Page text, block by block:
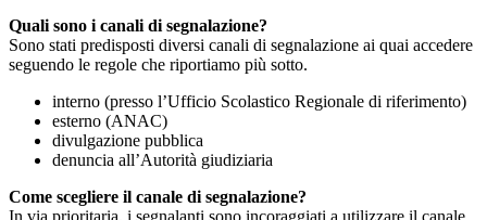
Quali sono i canali di segnalazione?
Sono stati predisposti diversi canali di segnalazione ai quai accedere
seguendo le regole che riportiamo più sotto.
interno (presso l’Ufficio Scolastico Regionale di riferimento)
esterno (ANAC)
divulgazione pubblica
denuncia all’Autorità giudiziaria
Come scegliere il canale di segnalazione?